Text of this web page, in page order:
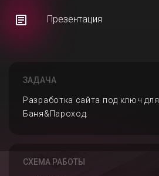
Презентация
ЗАДАЧА
Разработка сайта под ключ
Баня&Пароход.
СХЕМА РАБОТЫ